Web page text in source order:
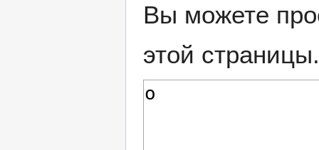
Вы можете
этой страницы.